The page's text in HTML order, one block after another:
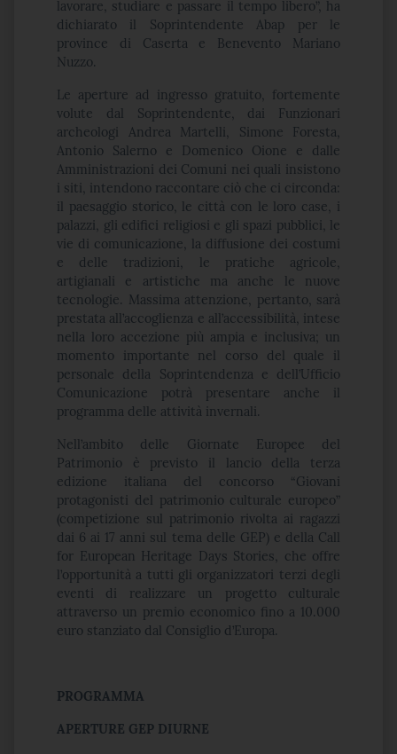
lavorare, studiare e passare il tempo libero”, ha
dichiarato il Soprintendente Abap per le
province di Caserta e Benevento Mariano
Nuzzo.
Le aperture ad ingresso gratuito, fortemente
volute dal Soprintendente, dai Funzionari
archeologi Andrea Martelli, Simone Foresta,
Antonio Salerno e Domenico Oione e dalle
Amministrazioni dei Comuni nei quali insistono
i siti, intendono raccontare ciò che ci circonda:
il paesaggio storico, le città con le loro case, i
palazzi, gli edifici religiosi e gli spazi pubblici, le
vie di comunicazione, la diffusione dei costumi
e delle tradizioni, le pratiche agricole,
artigianali e artistiche ma anche le nuove
tecnologie. Massima attenzione, pertanto, sarà
prestata all’accoglienza e all’accessibilità, intese
nella loro accezione più ampia e inclusiva; un
momento importante nel corso del quale il
personale della Soprintendenza e dell’Ufficio
Comunicazione potrà presentare anche il
programma delle attività invernali.
Nell’ambito delle Giornate Europee del
Patrimonio è previsto il lancio della terza
edizione italiana del concorso “Giovani
protagonisti del patrimonio culturale europeo”
(competizione sul patrimonio rivolta ai ragazzi
dai 6 ai 17 anni sul tema delle GEP) e della Call
for European Heritage Days Stories, che offre
l’opportunità a tutti gli organizzatori terzi degli
eventi di realizzare un progetto culturale
attraverso un premio economico fino a 10.000
euro stanziato dal Consiglio d’Europa.
PROGRAMMA
APERTURE GEP DIURNE